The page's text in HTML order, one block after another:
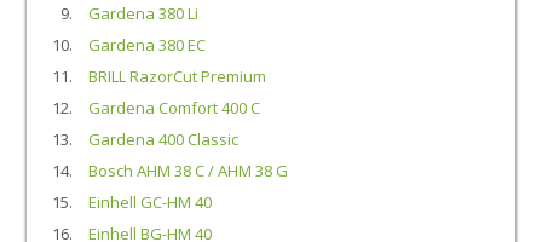
Gardena 380 Li
Gardena 380 EC
BRILL RazorCut Premium
Gardena Comfort 400 C
Gardena 400 Classic
Bosch AHM 38 C / AHM 38 G
Einhell GC-HM 40
Einhell BG-HM 40